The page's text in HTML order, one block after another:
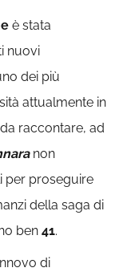
è stata
nuovi
dei più
attualmente in
raccontare, ad
non
per proseguire
della saga di
ben41.
di